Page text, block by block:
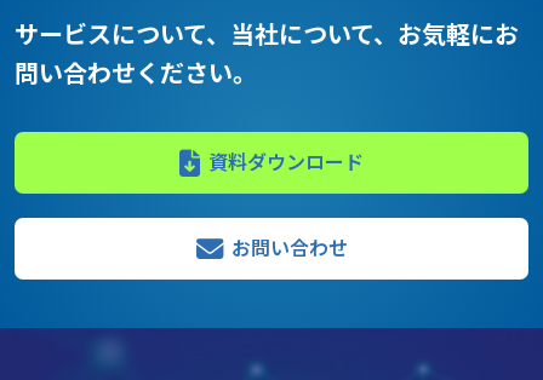
サービスについて、当社について、 お気軽にお
問い合わせください。
資料ダウンロード
お問い合わせ